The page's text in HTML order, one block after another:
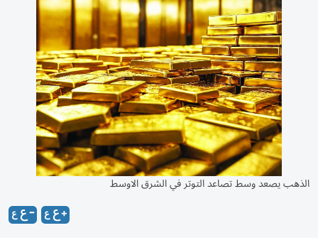
الذهب يصعد وسط تصاعد التوتر في الشرق الاوسط